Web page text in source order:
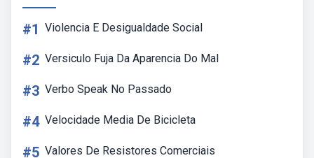
#1 Violencia E Desigualdade Social
#2 Versiculo Fuja Da Aparencia Do Mal
#3 Verbo Speak No Passado
#4 Velocidade Media De Bicicleta
#5 Valores De Resistores Comerciais